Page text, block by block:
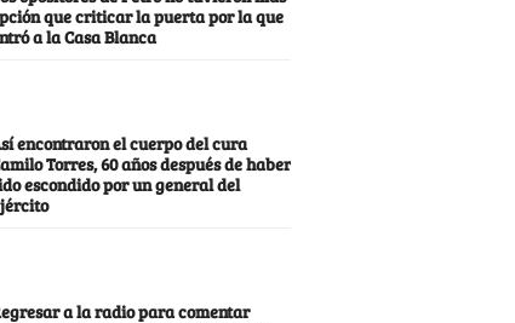
que criticar la puerta por la que
a la Casa Blanca
encontraron el cuerpo del cura
Torres, 60 años después de haber
escondido por un general del
a la radio para comentar